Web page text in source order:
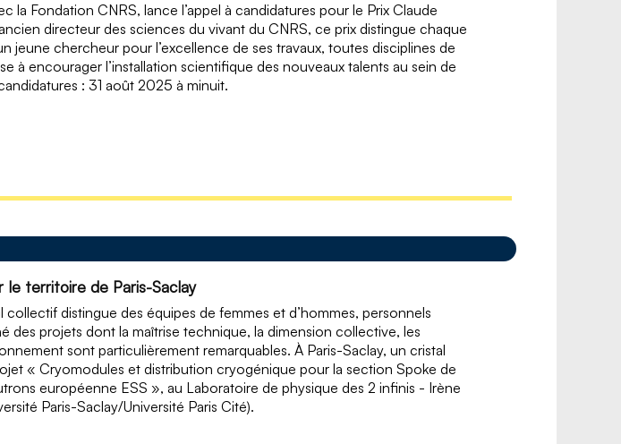
la Fondation CNRS, lance l’appel à candidatures pour le Prix Claude
directeur des sciences du vivant du CNRS, ce prix distingue chaque
jeune chercheur pour l’excellence de ses travaux, toutes disciplines de
à encourager l’installation scientifique des nouveaux talents au sein de
: 31 août 2025 à minuit.
territoire de Paris-Saclay
collectif distingue des équipes de femmes et d’hommes, personnels
des projets dont la maîtrise technique, la dimension collective, les
sont particulièrement remarquables. À Paris-Saclay, un cristal
« Cryomodules et distribution cryogénique pour la section Spoke de
européenne ESS », au Laboratoire de physique des 2 infinis - Irène
Paris-Saclay/Université Paris Cité).